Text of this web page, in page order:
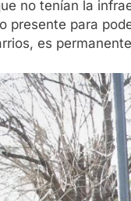
no tenían la
presente para
es